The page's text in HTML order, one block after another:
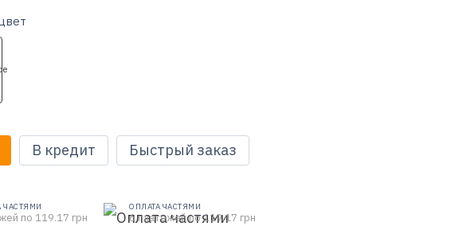
В кредит Быстрый заказ
ЧАСТЯМИ
по 119.17 грн
ОПЛАТА ЧАСТЯМИ
6 платежей по 119.17 грн